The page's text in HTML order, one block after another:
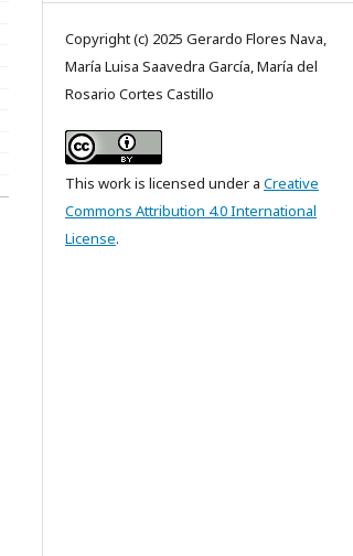
Copyright (c) 2025 Gerardo Flores Nava,
María Luisa Saavedra García, María del
Rosario Cortes Castillo
This work is licensed under a Creative
Commons Attribution 4.0 International
License.